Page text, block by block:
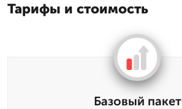
Тарифы и стоимость
Базовый пакет